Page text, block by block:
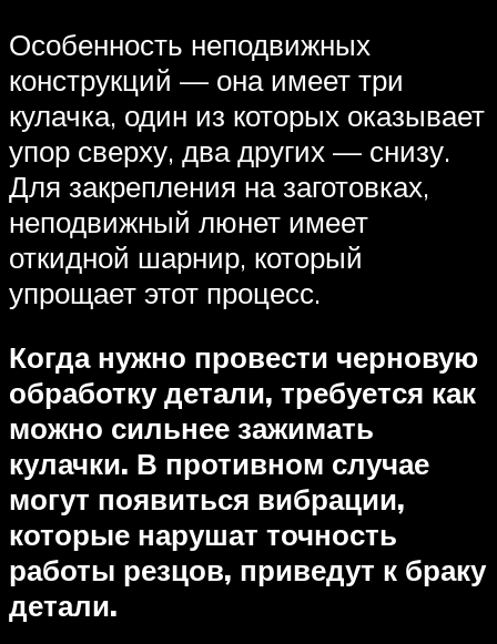
Особенность неподвижных
конструкций — она имеет три
кулачка, один из которых оказывает
упор сверху, два других — снизу.
Для закрепления на заготовках,
неподвижный люнет имеет
откидной шарнир, который
упрощает этот процесс.
Когда нужно провести черновую
обработку детали, требуется как
можно сильнее зажимать
кулачки. В противном случае
могут появиться вибрации,
которые нарушат точность
работы резцов, приведут к браку
детали.